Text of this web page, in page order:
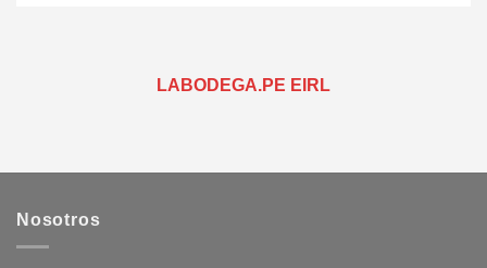
LABODEGA.PE EIRL
Nosotros